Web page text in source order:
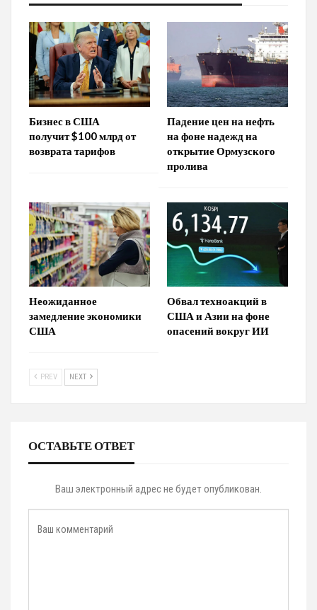
Бизнес в США
получит $100 млрд от
возврата тарифов
Падение цен на нефть
на фоне надежд на
открытие Ормузского
пролива
Неожиданное
замедление экономики
США
Обвал техноакций в
США и Азии на фоне
опасений вокруг ИИ
PREV NEXT
ОСТАВЬТЕ ОТВЕТ
Ваш электронный адрес не будет опубликован.